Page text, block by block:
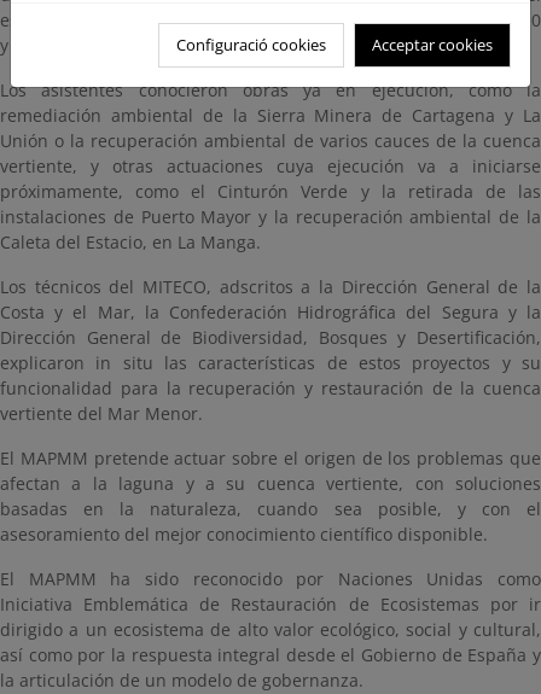
estado de los proyectos en sendas visitas guiadas realizadas el 10
y el 12 de junio.
Los asistentes conocieron obras ya en ejecución, como la
remediación ambiental de la Sierra Minera de Cartagena y La
Unión o la recuperación ambiental de varios cauces de la cuenca
vertiente, y otras actuaciones cuya ejecución va a iniciarse
próximamente, como el Cinturón Verde y la retirada de las
instalaciones de Puerto Mayor y la recuperación ambiental de la
Caleta del Estacio, en La Manga.
Los técnicos del MITECO, adscritos a la Dirección General de la
Costa y el Mar, la Confederación Hidrográfica del Segura y la
Dirección General de Biodiversidad, Bosques y Desertificación,
explicaron in situ las características de estos proyectos y su
funcionalidad para la recuperación y restauración de la cuenca
vertiente del Mar Menor.
El MAPMM pretende actuar sobre el origen de los problemas que
afectan a la laguna y a su cuenca vertiente, con soluciones
basadas en la naturaleza, cuando sea posible, y con el
asesoramiento del mejor conocimiento científico disponible.
El MAPMM ha sido reconocido por Naciones Unidas como
Iniciativa Emblemática de Restauración de Ecosistemas por ir
dirigido a un ecosistema de alto valor ecológico, social y cultural,
así como por la respuesta integral desde el Gobierno de España y
la articulación de un modelo de gobernanza.
Configuració cookies Acceptar cookies